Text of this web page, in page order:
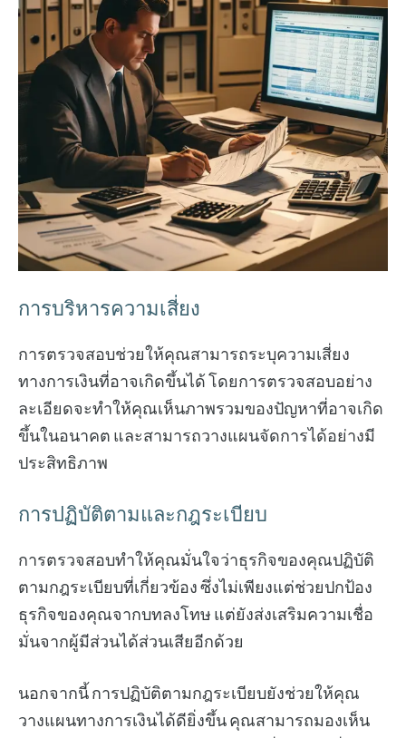
การบริหารความเสี่ยง
การตรวจสอบช่วยให้คุณสามารถระบุความเสี่ยง
ทางการเงินที่อาจเกิดขึ้นได้ โดยการตรวจสอบอย่าง
ละเอียดจะทำให้คุณเห็นภาพรวมของปัญหาที่อาจเกิด
ขึ้นในอนาคต และสามารถวางแผนจัดการได้อย่างมี
ประสิทธิภาพ
การปฏิบัติตามและกฎระเบียบ
การตรวจสอบทำให้คุณมั่นใจว่าธุรกิจของคุณปฏิบัติ
ตามกฎระเบียบที่เกี่ยวข้อง ซึ่งไม่เพียงแต่ช่วยปกป้อง
ธุรกิจของคุณจากบทลงโทษ แต่ยังส่งเสริมความเชื่อ
มั่นจากผู้มีส่วนได้ส่วนเสียอีกด้วย
นอกจากนี้ การปฏิบัติตามกฎระเบียบยังช่วยให้คุณ
วางแผนทางการเงินได้ดียิ่งขึ้น คุณสามารถมองเห็น